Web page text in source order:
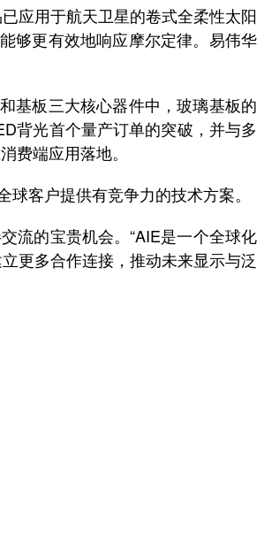
应用于航天卫星的卷式全柔性太阳
够更有效地响应摩尔定律。易伟华
基板三大核心器件中，玻璃基板的
背光首个量产订单的突破，并与多
费端应用落地。
客户提供有竞争力的技术方案。
流的宝贵机会。“AIE是一个全球化
更多合作连接，推动未来显示与泛